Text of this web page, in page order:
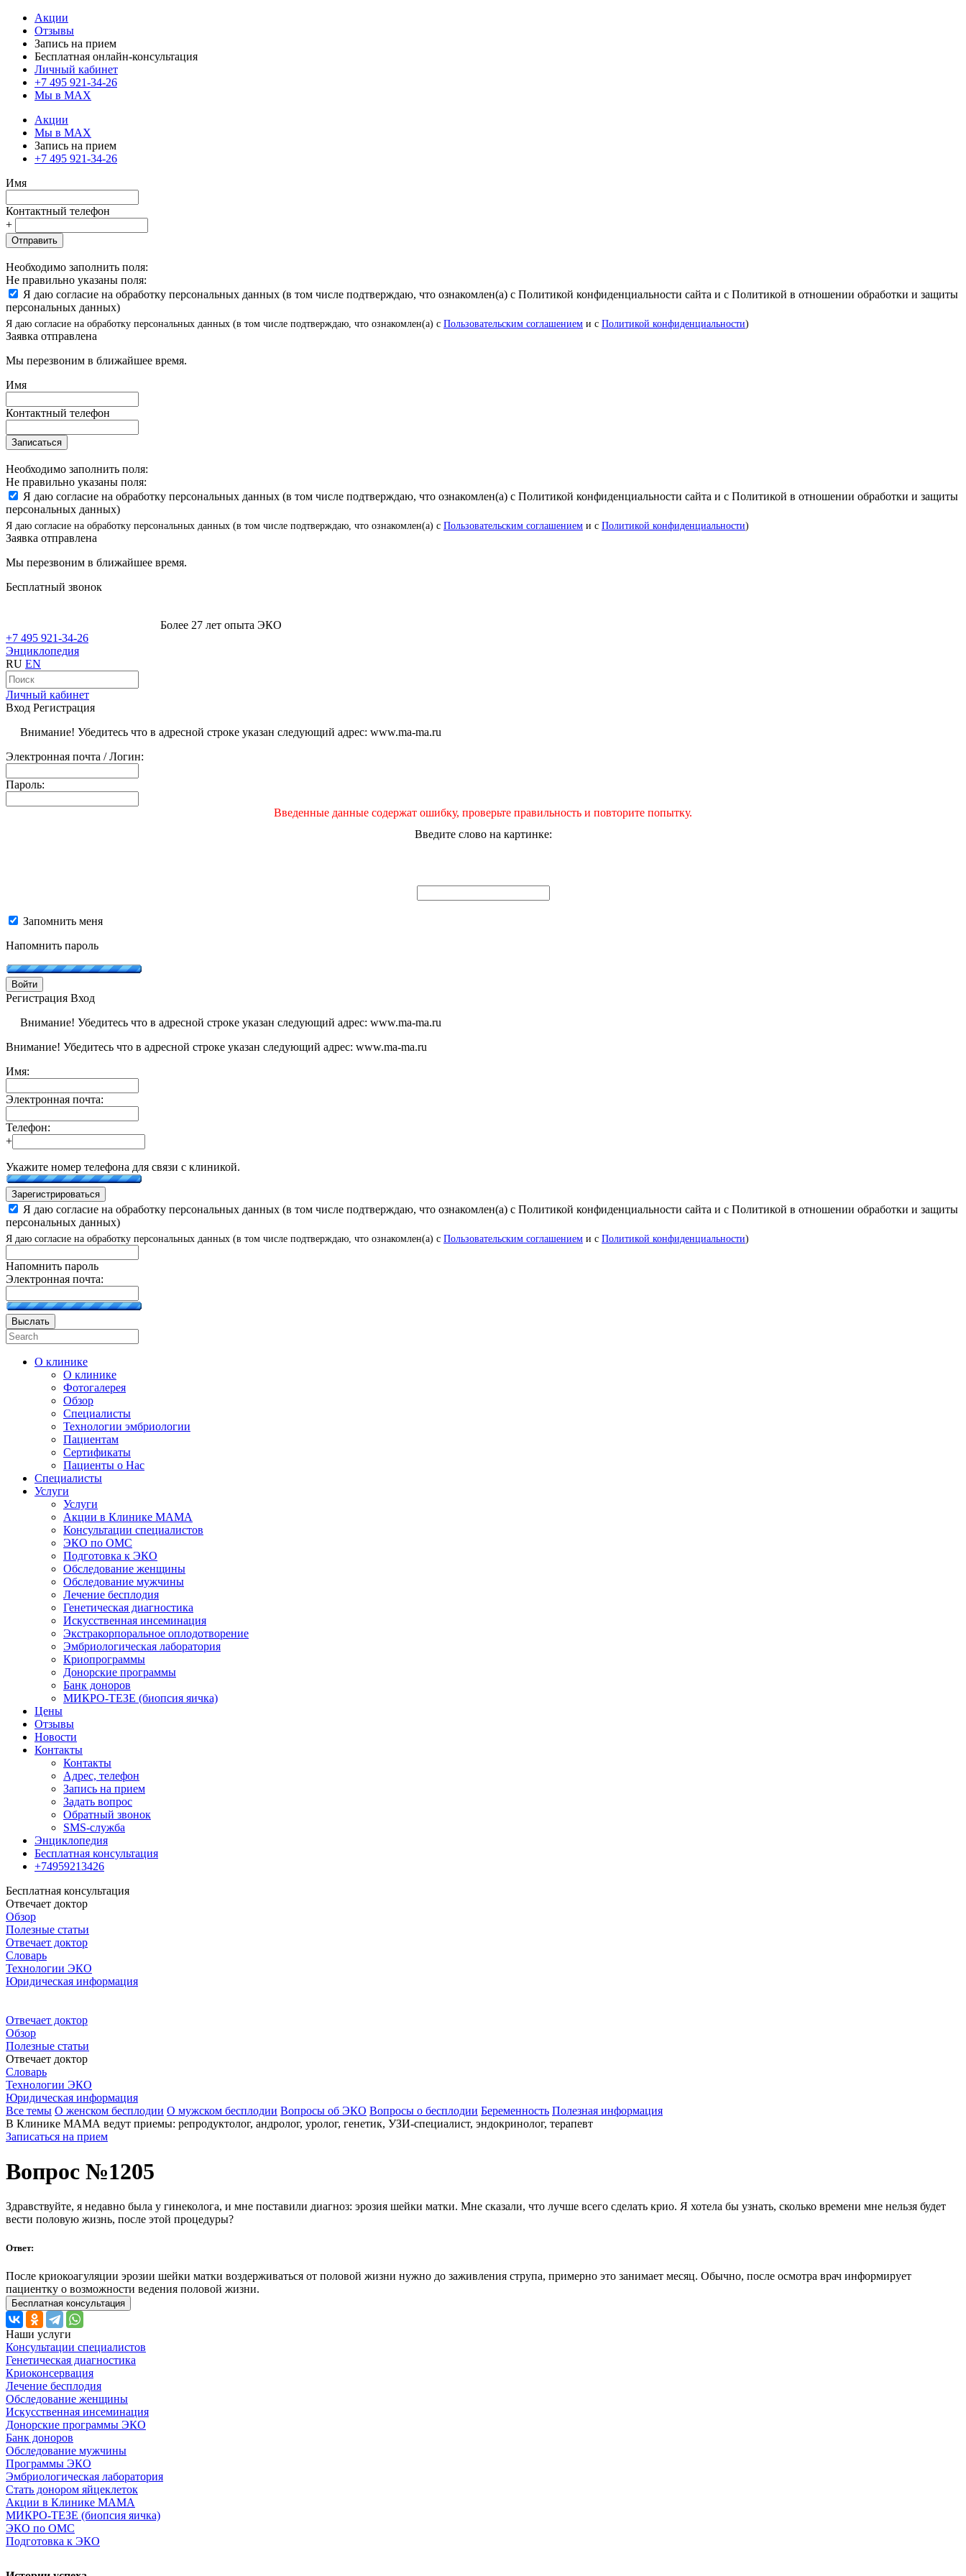
Акции
Отзывы
Запись на прием
Бесплатная онлайн-консультация
Личный кабинет
+7 495 921-34-26
Мы в MAX
Акции
Мы в MAX
Запись на прием
+7 495 921-34-26
Имя
Контактный телефон
+
Отправить
Необходимо заполнить поля:
Не правильно указаны поля:
Я даю согласие на обработку персональных данных (в том числе подтверждаю, что ознакомлен(а) с Политикой конфиденциальности сайта и с Политикой в отношении обработки и защиты
персональных данных)
Я даю согласие на обработку персональных данных (в том числе подтверждаю, что ознакомлен(а) с Пользовательским соглашением и с Политикой конфиденциальности)
Заявка отправлена
Мы перезвоним в ближайшее время.
Имя
Контактный телефон
Записаться
Необходимо заполнить поля:
Не правильно указаны поля:
Я даю согласие на обработку персональных данных (в том числе подтверждаю, что ознакомлен(а) с Политикой конфиденциальности сайта и с Политикой в отношении обработки и защиты
персональных данных)
Я даю согласие на обработку персональных данных (в том числе подтверждаю, что ознакомлен(а) с Пользовательским соглашением и с Политикой конфиденциальности)
Заявка отправлена
Мы перезвоним в ближайшее время.
Бесплатный звонок
Более 27 лет опыта ЭКО
+7 495 921-34-26
Энциклопедия
RU EN
Личный кабинет
Вход Регистрация
Внимание! Убедитесь что в адресной строке указан следующий адрес: www.ma-ma.ru
Электронная почта / Логин:
Пароль:
Введенные данные содержат ошибку, проверьте правильность и повторите попытку.
Введите слово на картинке:
Запомнить меня
Напомнить пароль
Войти
Регистрация Вход
Внимание! Убедитесь что в адресной строке указан следующий адрес: www.ma-ma.ru
Внимание! Убедитесь что в адресной строке указан следующий адрес: www.ma-ma.ru
Имя:
Электронная почта:
Телефон:
+
Укажите номер телефона для связи с клиникой.
Зарегистрироваться
Я даю согласие на обработку персональных данных (в том числе подтверждаю, что ознакомлен(а) с Политикой конфиденциальности сайта и с Политикой в отношении обработки и защиты
персональных данных)
Я даю согласие на обработку персональных данных (в том числе подтверждаю, что ознакомлен(а) с Пользовательским соглашением и с Политикой конфиденциальности)
Напомнить пароль
Электронная почта:
Выслать
О клинике
О клинике
Фотогалерея
Обзор
Специалисты
Технологии эмбриологии
Пациентам
Сертификаты
Пациенты о Нас
Специалисты
Услуги
Услуги
Акции в Клинике МАМА
Консультации специалистов
ЭКО по ОМС
Подготовка к ЭКО
Обследование женщины
Обследование мужчины
Лечение бесплодия
Генетическая диагностика
Искусственная инсеминация
Экстракорпоральное оплодотворение
Эмбриологическая лаборатория
Криопрограммы
Донорские программы
Банк доноров
МИКРО-ТЕЗЕ (биопсия яичка)
Цены
Отзывы
Новости
Контакты
Контакты
Адрес, телефон
Запись на прием
Задать вопрос
Обратный звонок
SMS-служба
Энциклопедия
Бесплатная консультация
+74959213426
Бесплатная консультация
Отвечает доктор
Обзор
Полезные статьи
Отвечает доктор
Словарь
Технологии ЭКО
Юридическая информация
Отвечает доктор
Обзор
Полезные статьи
Отвечает доктор
Словарь
Технологии ЭКО
Юридическая информация
Все темы О женском бесплодии О мужском бесплодии Вопросы об ЭКО Вопросы о бесплодии Беременность Полезная информация
В Клинике МАМА ведут приемы: репродуктолог, андролог, уролог, генетик, УЗИ-специалист, эндокринолог, терапевт
Записаться на прием
Вопрос №1205
Здравствуйте, я недавно была у гинеколога, и мне поставили диагноз: эрозия шейки матки. Мне сказали, что лучше всего сделать крио. Я хотела бы узнать, сколько времени мне нельзя будет
вести половую жизнь, после этой процедуры?
Ответ:
После криокоагуляции эрозии шейки матки воздерживаться от половой жизни нужно до заживления струпа, примерно это занимает месяц. Обычно, после осмотра врач информирует
пациентку о возможности ведения половой жизни.
Бесплатная консультация
Наши услуги
Консультации специалистов
Генетическая диагностика
Криоконсервация
Лечение бесплодия
Обследование женщины
Искусственная инсеминация
Донорские программы ЭКО
Банк доноров
Обследование мужчины
Программы ЭКО
Эмбриологическая лаборатория
Стать донором яйцеклеток
Акции в Клинике МАМА
МИКРО-ТЕЗЕ (биопсия яичка)
ЭКО по ОМС
Подготовка к ЭКО